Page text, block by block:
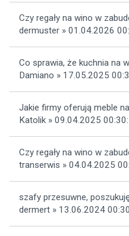
Czy regały na wino w
dermuster » 01.04.2026
Co sprawia, że kuchnia na
Damiano » 17.05.2025
Jakie firmy oferują meble
Katolik » 09.04.2025
Czy regały na wino w
transerwis » 04.04.2025
szafy przesuwne,
dermert » 13.06.2024